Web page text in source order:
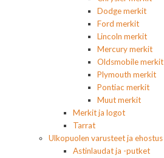
Dodge merkit
Ford merkit
Lincoln merkit
Mercury merkit
Oldsmobile merkit
Plymouth merkit
Pontiac merkit
Muut merkit
Merkit ja logot
Tarrat
Ulkopuolen varusteet ja ehostus
Astinlaudat ja -putket